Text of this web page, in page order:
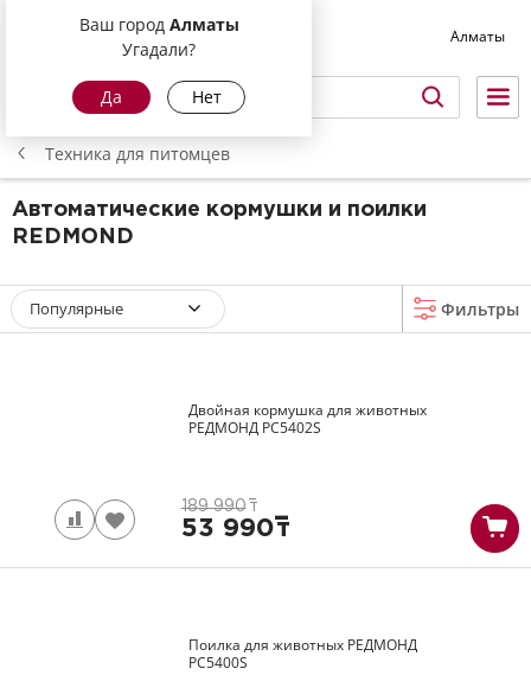
Ваш город Алматы
Угадали?
Да Нет
Алматы
Техника для питомцев
Автоматические кормушки и поилки
REDMOND
Популярные Фильтры
Двойная кормушка для животных
РЕДМОНД PC5402S
189 990 т
53 990т
Поилка для животных РЕДМОНД
PC5400S